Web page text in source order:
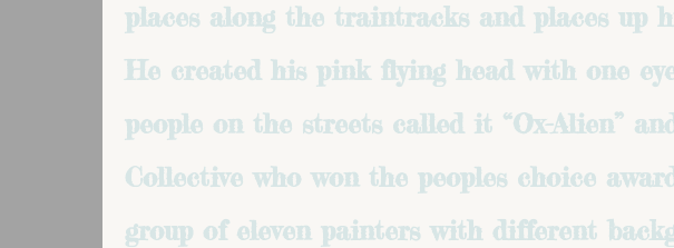
places along the traintracks and places up
He created his pink flying head with one
people on the streets called it “Ox-Alien”
Collective who won the peoples choice
group of eleven painters with different